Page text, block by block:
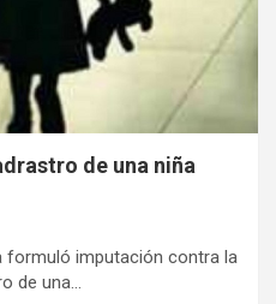
de una niña
formuló imputación contra la
de una…